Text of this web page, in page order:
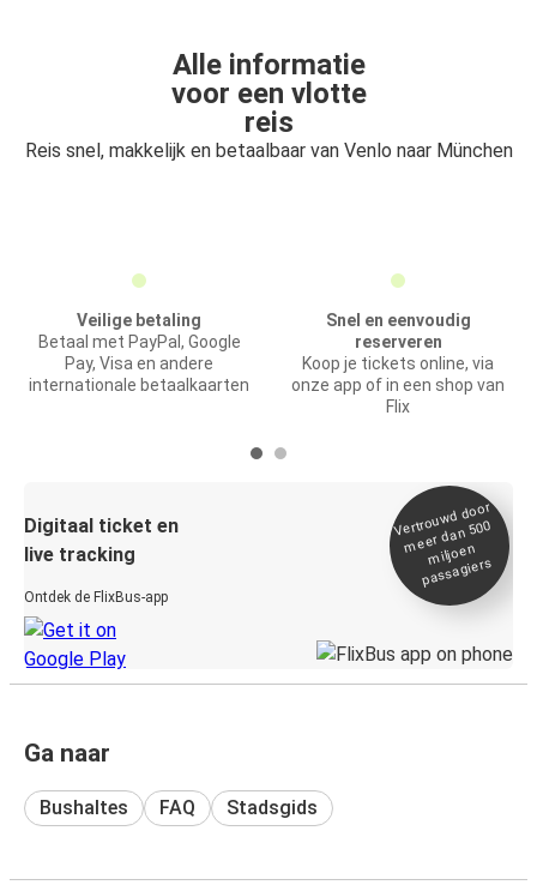
Alle informatie
voor een vlotte
reis
Reis snel, makkelijk en betaalbaar van Venlo naar München
Veilige betaling
Betaal met PayPal, Google
Pay, Visa en andere
internationale betaalkaarten
Snel en eenvoudig
reserveren
Koop je tickets online, via
onze app of in een shop van
Flix
Digitaal ticket en
live tracking
Ontdek de FlixBus-app
Vertrou
wd door
meer dan 500
miljoen
passagiers
Ga naar
Bushaltes FAQ Stadsgids